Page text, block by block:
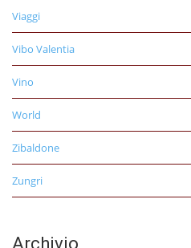
Viaggi
Vibo Valentia
Vino
World
Zibaldone
Zungri
Archivio